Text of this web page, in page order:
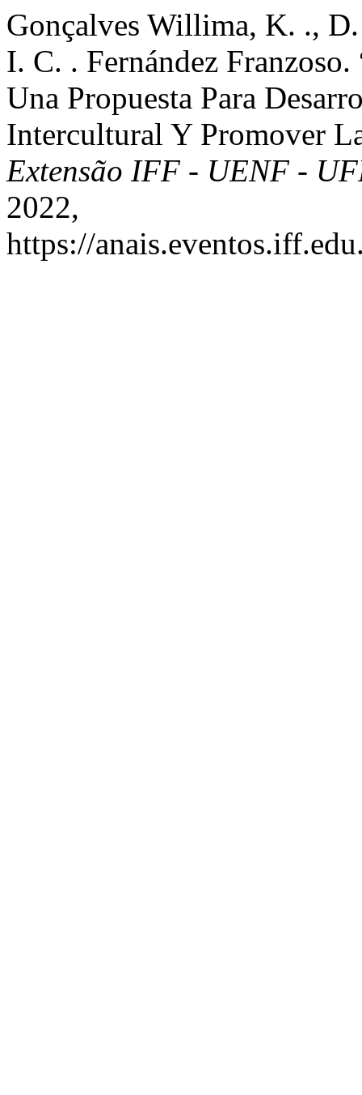
Gonçalves Willima, K. .,
I. C. . Fernández
Una Propuesta Para
Intercultural Y Promover
Extensão IFF - UENF -
2022,
https://